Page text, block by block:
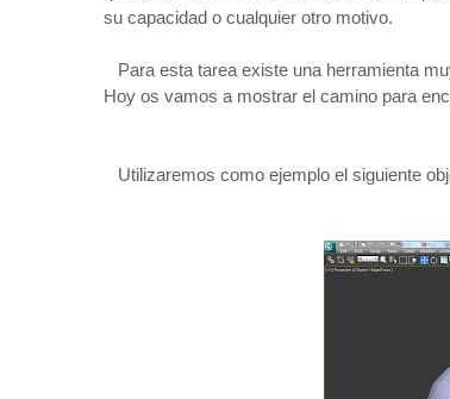
su capacidad o cualquier otro motivo.
Para esta tarea existe una herramienta
Hoy os vamos a mostrar el camino para
Utilizaremos como ejemplo el siguiente